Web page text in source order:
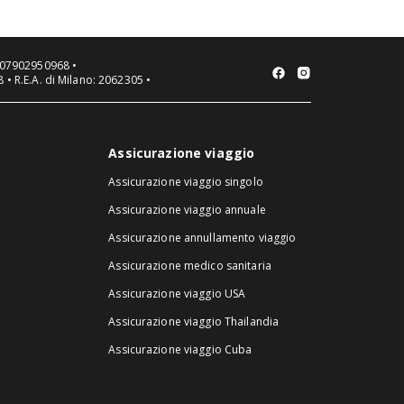
•
R.E.A. di Milano: 2062305 •
Assicurazione viaggio
Assicurazione viaggio singolo
Assicurazione viaggio annuale
Assicurazione annullamento viaggio
Assicurazione medico sanitaria
Assicurazione viaggio USA
Assicurazione viaggio Thailandia
Assicurazione viaggio Cuba